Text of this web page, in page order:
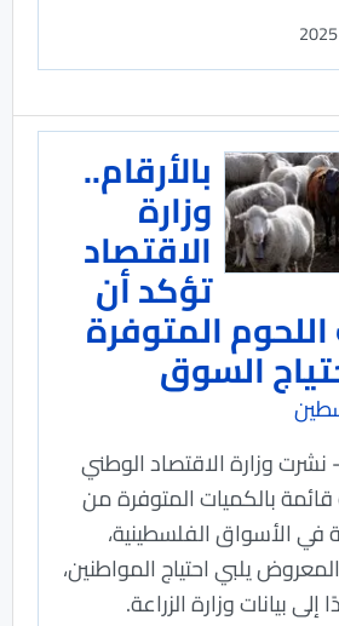
بالأرقام..
وزارة
الاقتصاد
تؤكد أن
المتوفرة
السوق
وزارة الاقتصاد الوطني
قائمة بالكميات المتوفرة من
في الأسواق الفلسطينية،
يلبي احتياج المواطنين،
إلى بيانات وزارة الزراعة.